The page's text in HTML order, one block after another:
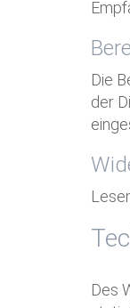
Die
der
Des